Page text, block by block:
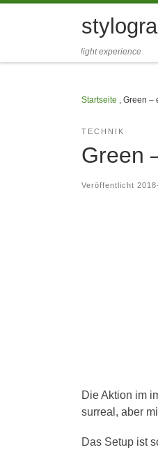
Zum Inhalt springen
light experience
Startseite Green –
TECHNIK
Green
Veröffentlicht
Die Aktion im
surreal, aber
Das Setup ist